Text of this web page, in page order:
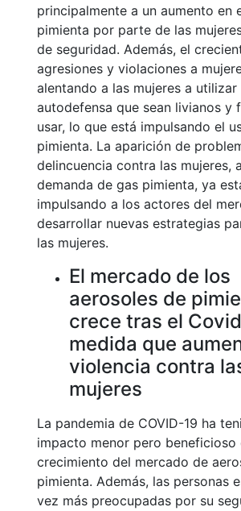
principalmente a un aumento en
pimienta por parte de las
de seguridad. Además, el
agresiones y violaciones a
alentando a las mujeres a
autodefensa que sean livianos y
usar, lo que está impulsando el
pimienta. La aparición de
delincuencia contra las mujeres,
demanda de gas pimienta, ya
impulsando a los actores del
desarrollar nuevas estrategias
las mujeres.
El mercado de los
aerosoles de
crece tras el
medida que
violencia contra
mujeres
La pandemia de COVID-19 ha
impacto menor pero beneficioso
crecimiento del mercado de
pimienta. Además, las personas
vez más preocupadas por su